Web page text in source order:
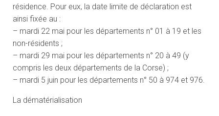
résidence. Pour eux, la date limite de déclaration est
ainsi fixée au :
– mardi 22 mai pour les départements n° 01 à 19 et les
non-résidents ;
– mardi 29 mai pour les départements n° 20 à 49 (y
compris les deux départements de la Corse) ;
– mardi 5 juin pour les départements n° 50 à 974 et 976.
La dématérialisation